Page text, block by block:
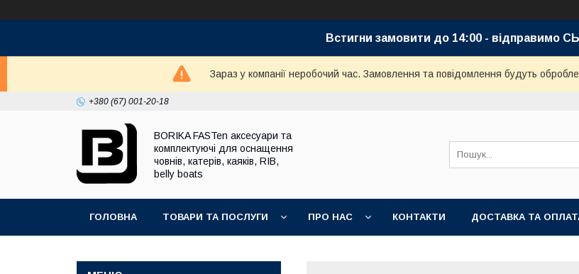
Встигни замовити до 14:00 - відправимо
Зараз у компанії неробочий час. Замовлення та повідомлення будуть
+380 (67) 001-20-18
BORIKA FASTen аксесуари та
комплектуючі для оснащення
човнів, катерів, каяків, RIB,
belly boats
ГОЛОВНА ТОВАРИ ТА ПОСЛУГИ ПРО НАС КОНТАКТИ ДОСТАВКА ТА